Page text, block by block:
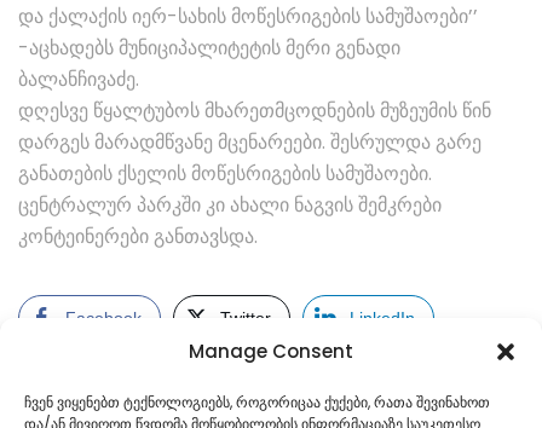
Manage Consent
ჩვენ ვიყენებთ ტექნოლოგიებს, როგორიცაა ქუქები, რათა შევინახოთ
და/ან მივიღოთ წვდომა მოწყობილობის ინფორმაციაზე საუკეთესო
და ქალაქის იერ-სახის მოწესრიგების სამუშაოები’’
-აცხადებს მუნიციპალიტეტის მერი გენადი
ბალანჩივაძე.
დღესვე წყალტუბოს მხარეთმცოდნების მუზეუმის წინ
დარგეს მარადმწვანე მცენარეები. შესრულდა გარე
განათების ქსელის მოწესრიგების სამუშაოები.
ცენტრალურ პარკში კი ახალი ნაგვის შემკრები
კონტეინერები განთავსდა.
Facebook Twitter LinkedIn